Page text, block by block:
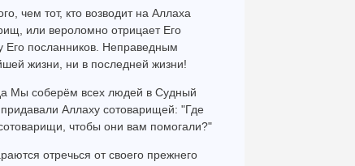
чем тот, кто возводит на Аллаха
или вероломно отрицает Его
посланников. Неправедным
жизни, ни в последней жизни!
Мы соберём всех людей в Судный
Аллаху сотоварищей: "Где
чтобы они вам помогали?"
отречься от своего прежнего